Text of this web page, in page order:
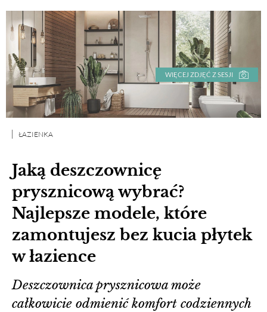
WIĘCEJ ZDJĘĆ Z SESJI
Jaką deszczownicę
prysznicową wybrać?
Najlepsze modele, które
zamontujesz bez kucia płytek
w łazience
ŁAZIENKA
Deszczownica prysznicowa może
całkowicie odmienić komfort codziennych